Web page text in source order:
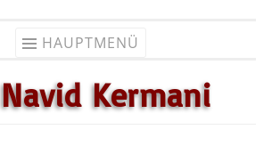
HAUPTMENÜ
Navid Kermani